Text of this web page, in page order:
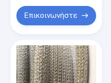
Επικοινωνήστε